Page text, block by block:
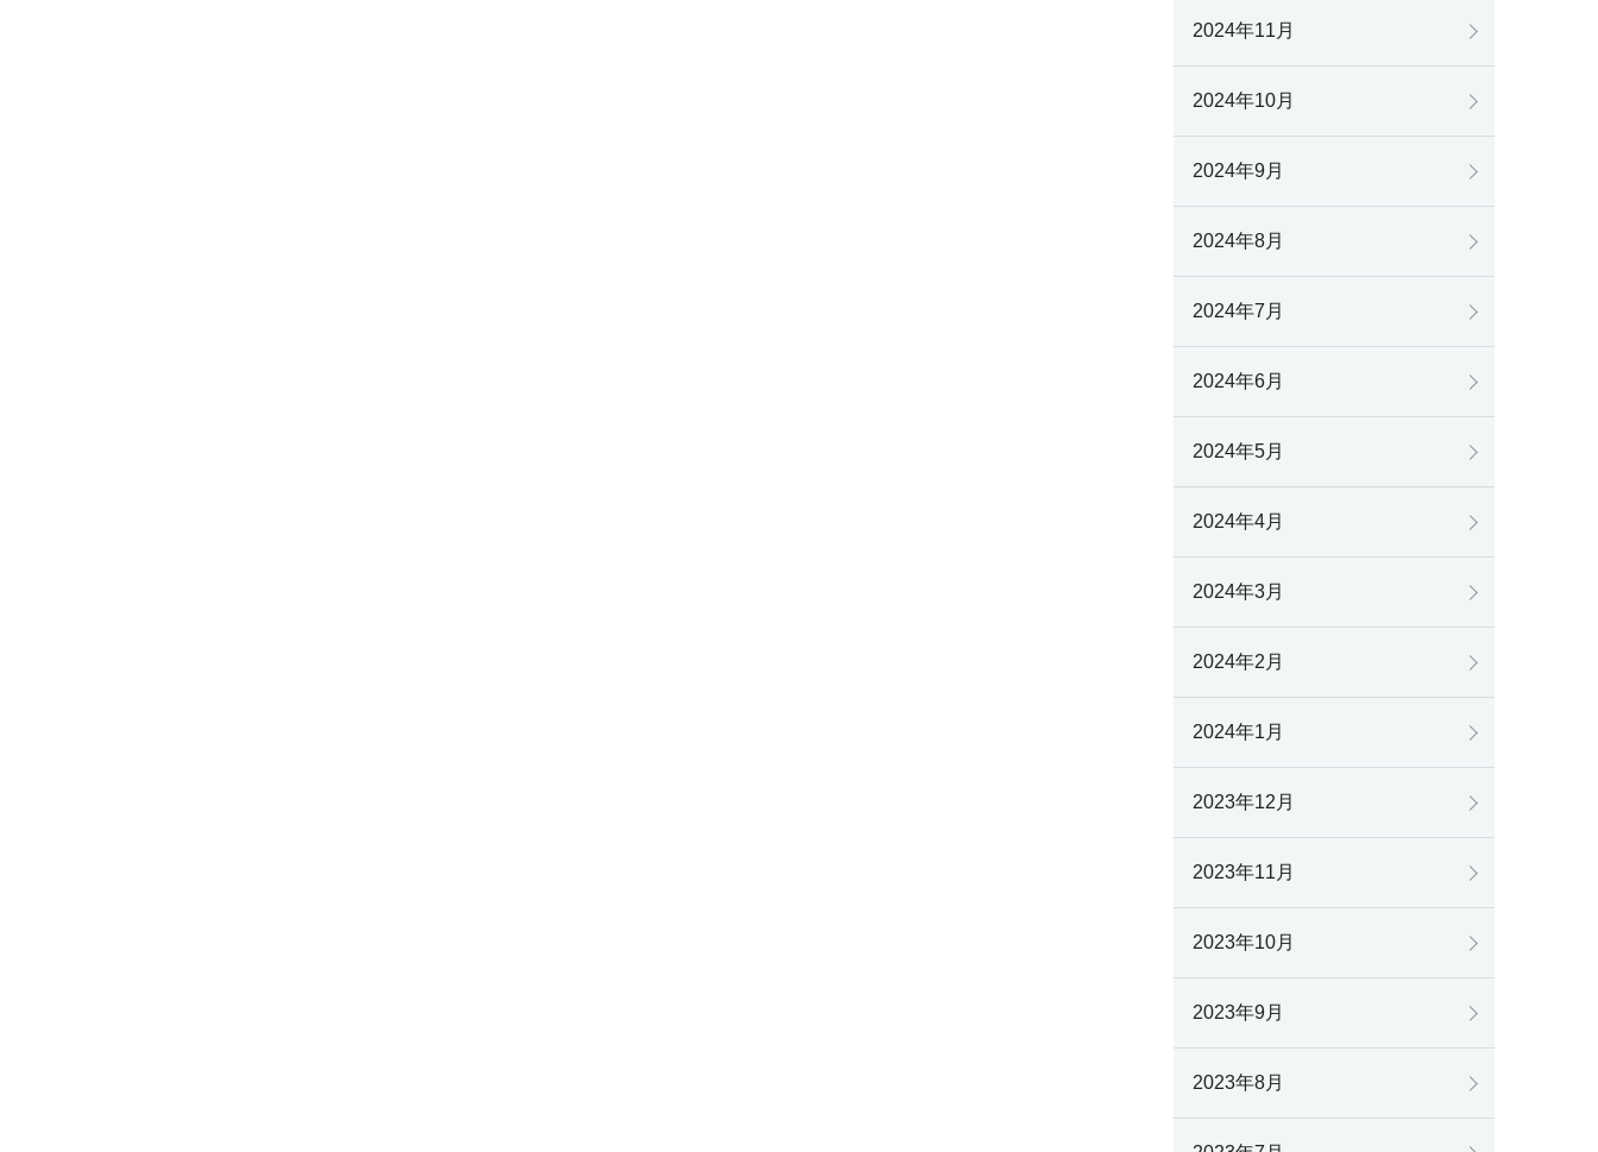
2024年11月
2024年10月
2024年9月
2024年8月
2024年7月
2024年6月
2024年5月
2024年4月
2024年3月
2024年2月
2024年1月
2023年12月
2023年11月
2023年10月
2023年9月
2023年8月